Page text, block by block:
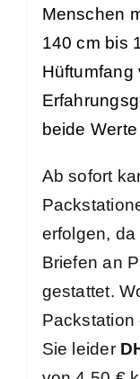
Menschen
140 cm bis
Hüftumfang
beide
Ab sofort
erfolgen,
Briefen an
gestattet.
Sie leider